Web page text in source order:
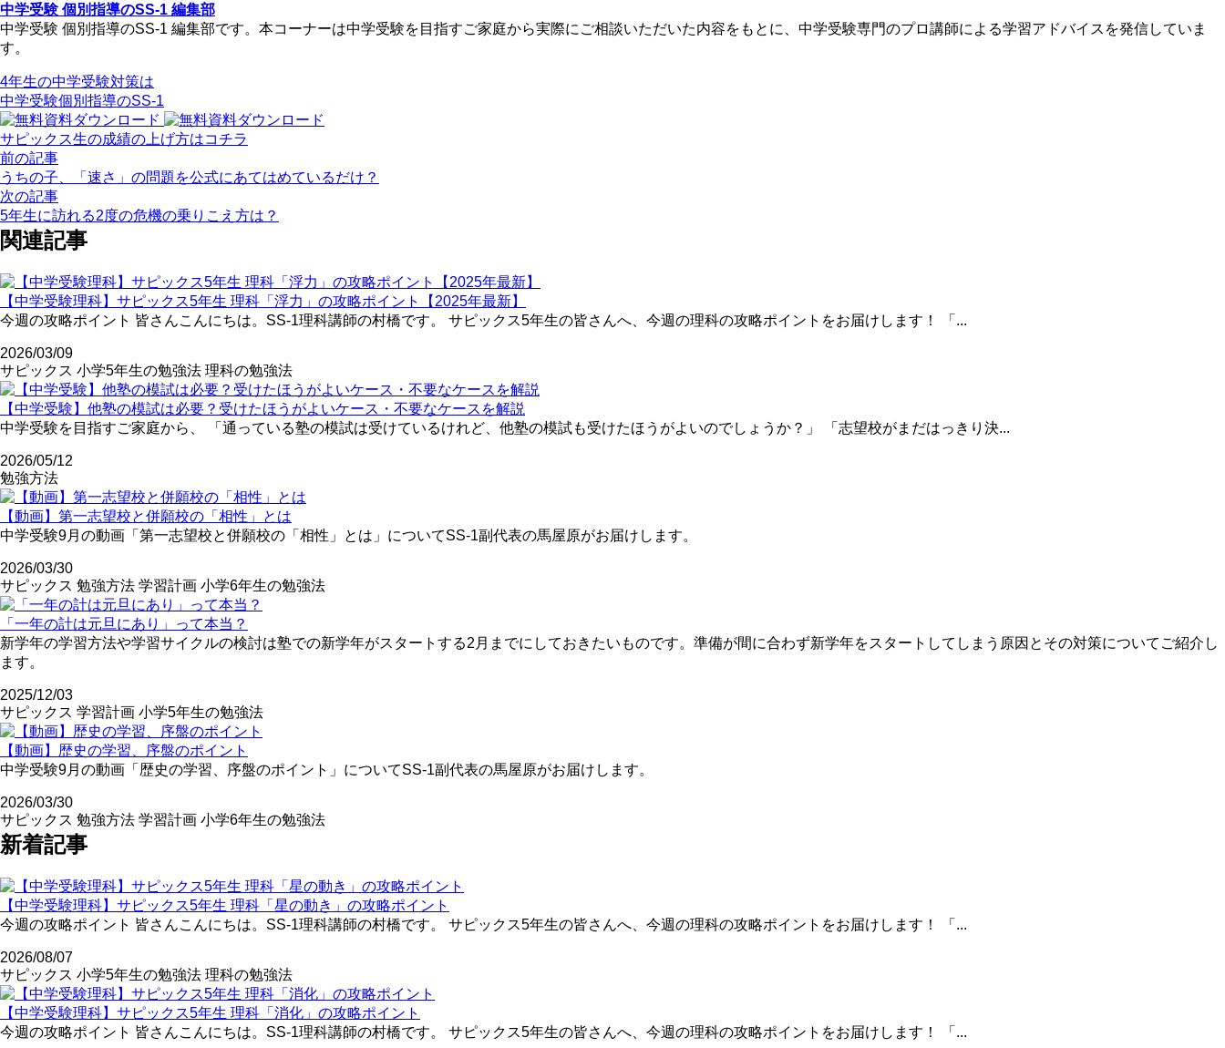
中学受験 個別指導のSS-1 編集部
中学受験 個別指導のSS-1 編集部です。本コーナーは中学受験を目指すご家庭から実際にご相談いただいた内容をもとに、中学受験専門のプロ講師による学習アドバイスを発信していま
す。
4年生の中学受験対策は
中学受験個別指導のSS-1
サピックス生の成績の上げ方はコチラ
前の記事
うちの子、「速さ」の問題を公式にあてはめているだけ？
次の記事
5年生に訪れる2度の危機の乗りこえ方は？
関連記事
【中学受験理科】サピックス5年生 理科「浮力」の攻略ポイント【2025年最新】
今週の攻略ポイント 皆さんこんにちは。SS-1理科講師の村橋です。 サピックス5年生の皆さんへ、今週の理科の攻略ポイントをお届けします！ 「...
2026/03/09
サピックス 小学5年生の勉強法 理科の勉強法
【中学受験】他塾の模試は必要？受けたほうがよいケース・不要なケースを解説
中学受験を目指すご家庭から、 「通っている塾の模試は受けているけれど、他塾の模試も受けたほうがよいのでしょうか？」 「志望校がまだはっきり決...
2026/05/12
勉強方法
【動画】第一志望校と併願校の「相性」とは
中学受験9月の動画「第一志望校と併願校の「相性」とは」についてSS-1副代表の馬屋原がお届けします。
2026/03/30
サピックス 勉強方法 学習計画 小学6年生の勉強法
「一年の計は元旦にあり」って本当？
新学年の学習方法や学習サイクルの検討は塾での新学年がスタートする2月までにしておきたいものです。準備が間に合わず新学年をスタートしてしまう原因とその対策についてご紹介し
ます。
2025/12/03
サピックス 学習計画 小学5年生の勉強法
【動画】歴史の学習、序盤のポイント
中学受験9月の動画「歴史の学習、序盤のポイント」についてSS-1副代表の馬屋原がお届けします。
2026/03/30
サピックス 勉強方法 学習計画 小学6年生の勉強法
新着記事
【中学受験理科】サピックス5年生 理科「星の動き」の攻略ポイント
今週の攻略ポイント 皆さんこんにちは。SS-1理科講師の村橋です。 サピックス5年生の皆さんへ、今週の理科の攻略ポイントをお届けします！ 「...
2026/08/07
サピックス 小学5年生の勉強法 理科の勉強法
【中学受験理科】サピックス5年生 理科「消化」の攻略ポイント
今週の攻略ポイント 皆さんこんにちは。SS-1理科講師の村橋です。 サピックス5年生の皆さんへ、今週の理科の攻略ポイントをお届けします！ 「...